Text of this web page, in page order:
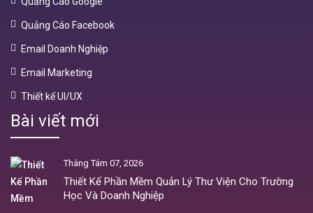
Quảng Cáo Facebook
Email Doanh Nghiệp
Email Marketing
Thiết kế UI/UX
Bài viết mới
Tháng Tám 07, 2026
Thiết Kế Phần Mềm Quản Lý Thư Viện Cho Trường
Học Và Doanh Nghiệp